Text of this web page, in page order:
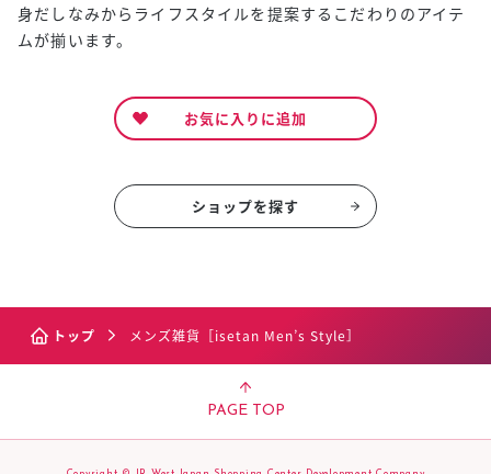
身だしなみからライフスタイルを提案するこだわりのアイテ
ムが揃います。
お気に入りに追加
ショップを探す
トップ メンズ雑貨［isetan Men’s Style］
PAGE TOP